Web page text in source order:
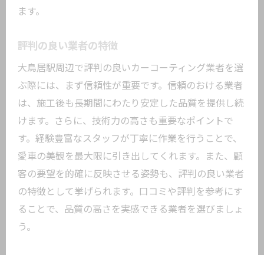
ます。
評判の良い業者の特徴
大鳥居駅周辺で評判の良いカーコーティング業者を選
ぶ際には、まず信頼性が重要です。信頼のおける業者
は、施工後も長期間にわたり安定した品質を提供し続
けます。さらに、技術力の高さも重要なポイントで
す。経験豊富なスタッフが丁寧に作業を行うことで、
愛車の美観を最大限に引き出してくれます。また、顧
客の要望を的確に反映させる姿勢も、評判の良い業者
の特徴として挙げられます。口コミや評判を参考にす
ることで、品質の高さを実感できる業者を選びましょ
う。